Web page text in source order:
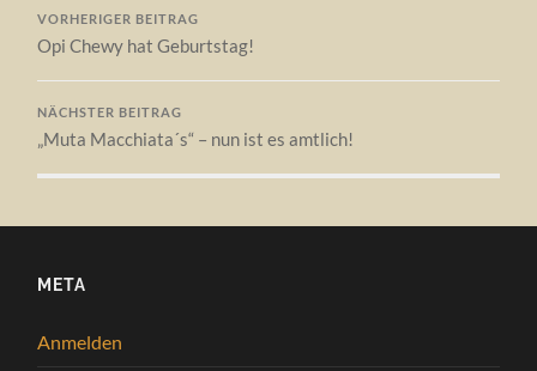
VORHERIGER BEITRAG
Opi Chewy hat Geburtstag!
NÄCHSTER BEITRAG
„Muta Macchiata´s“ – nun ist es amtlich!
META
Anmelden